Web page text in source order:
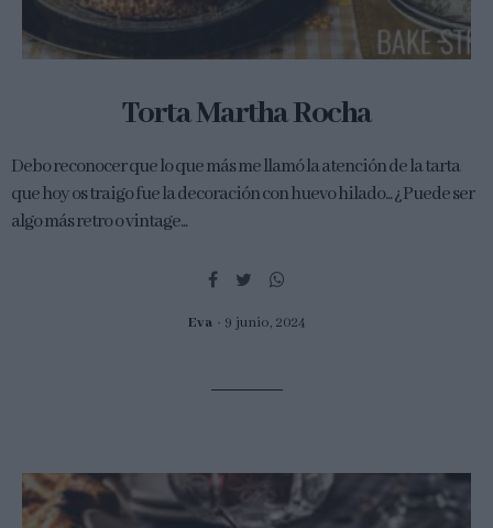
Torta Martha Rocha
Debo reconocer que lo que más me llamó la atención de la tarta
que hoy os traigo fue la decoración con huevo hilado... ¿Puede ser
algo más retro o vintage...
Eva 9 junio, 2024